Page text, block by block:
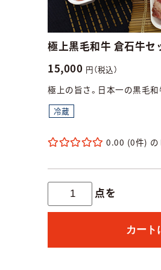
極上黒毛和牛 倉石牛セ
15,000 円（税込）
極上の旨さ。日本一の黒毛和
冷蔵
0.00 (0件)
点を
カート